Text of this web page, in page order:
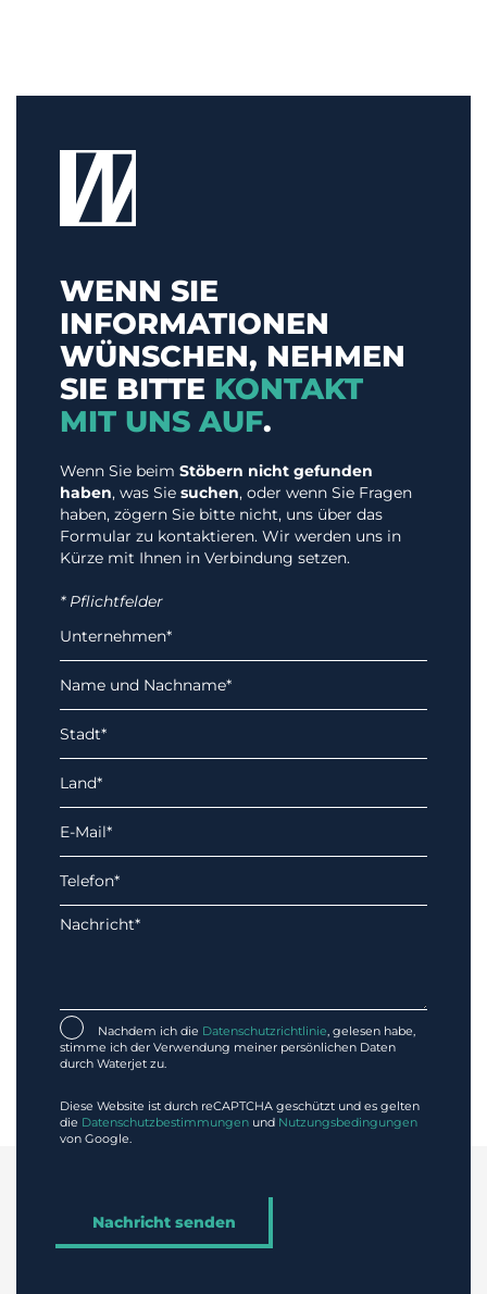
WENN SIE
INFORMATIONEN
WÜNSCHEN, NEHMEN
SIE BITTE KONTAKT
MIT UNS AUF.
Wenn Sie beim Stöbern nicht gefunden
haben, was Sie suchen, oder wenn Sie Fragen
haben, zögern Sie bitte nicht, uns über das
Formular zu kontaktieren. Wir werden uns in
Kürze mit Ihnen in Verbindung setzen.
* Pflichtfelder
Nachdem ich die Datenschutzrichtlinie, gelesen habe,
stimme ich der Verwendung meiner persönlichen Daten
durch Waterjet zu.
Diese Website ist durch reCAPTCHA geschützt und es gelten
die Datenschutzbestimmungen und Nutzungsbedingungen
von Google.